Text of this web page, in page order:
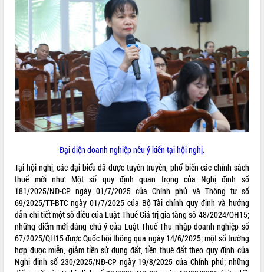
định EUDR
Thứ trưởng Bộ Nông nghiệp và Môi
trường Nguyễn Hoàng Hiệp khảo sát
vùng trồng và doanh nghiệp đóng gói
sầu riêng tại Đắk Lắk
Trình diễn nghệ thuật chế biến các
món ăn từ sầu riêng
Đắk Lắk công bố Quy hoạch và xúc
tiến đầu tư tỉnh
Ngành cá ngừ Đắk Lắk chủ động thích
Diễn đàn Kinh tế tư nhân Việt Nam đột
phá cơ chế - Hợp tác công tư
Đề án 06 tạo bước ngoặt đột phá trong
cải cách hành chính tỉnh Đắk Lắk
Kết nối tour, đẩy mạnh chuyển đổi số
để phát triển du lịch Đắk Lắk
Khởi động Dự án Đầu tư xây dựng hạ
tầng kỹ thuật Cụm công nghiệp Tân
Tiến
Gặp mặt các cơ quan báo chí nhân Kỷ
Đại diện doanh nghiệp nêu ý kiến tại hội nghị.
Tại hội nghị, các đại biểu đã được tuyên truyền, phổ biến các chính sách
thuế mới như: Một số quy định quan trọng của Nghị định số
181/2025/NĐ-CP ngày 01/7/2025 của Chính phủ và Thông tư số
69/2025/TT-BTC ngày 01/7/2025 của Bộ Tài chính quy định và hướng
dẫn chi tiết một số điều của Luật Thuế Giá trị gia tăng số 48/2024/QH15;
những điểm mới đáng chú ý của Luật Thuế Thu nhập doanh nghiệp số
67/2025/QH15 được Quốc hội thông qua ngày 14/6/2025; một số trường
hợp được miễn, giảm tiền sử dụng đất, tiền thuê đất theo quy định của
Nghị định số 230/2025/NĐ-CP ngày 19/8/2025 của Chính phủ; những